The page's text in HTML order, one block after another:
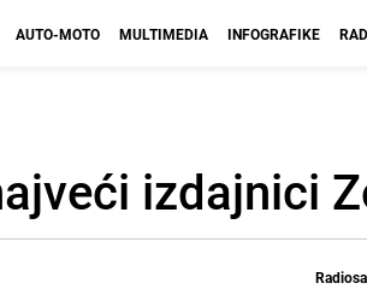
AUTO-MOTO MULTIMEDIA INFOGRAFIKE
izdajnici